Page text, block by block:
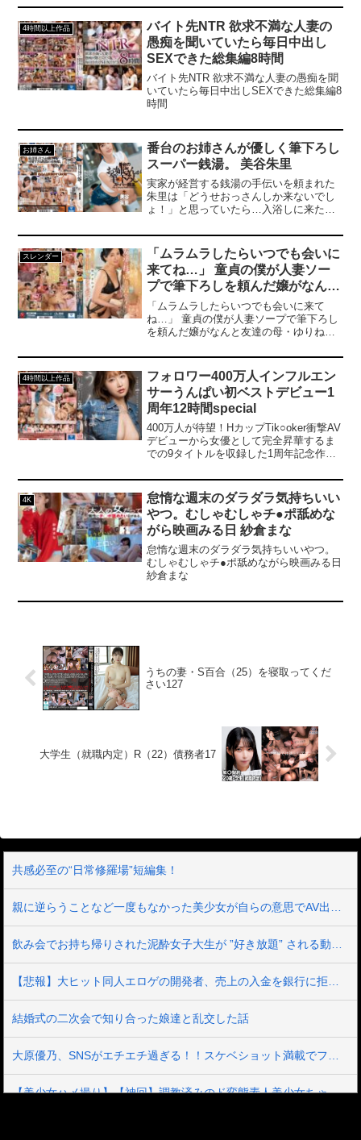
爆誕！漏らして濡らして大洪水、ド淫乱
汁だくOLの底なし聖水アウトプットで溺
れるほどにビッチョビチョ！交互に同時
に超噴射絶頂スプラッシュ、ノンストッ
プで痴女って愛し合う聖水パニックコー
ポレーション！無限に湧き出る聖水オア
シスに美女3人大歓喜のちゃぷちゃぷトリ
プルレズSEX！ガチ聖水70発以上発射！-
------------------------------------------------------------
18日（金）9:59までの間にキャンペーン
にエントリー＆【春のパンツまつり
購入すると購入点数に応じて特典動画を
プレゼント。購入点数やエントリー登録
などキャンペーンの詳細は、特設ページ
ゼントを受け取るにはキャンペーン期間
中に特設ページでエントリーが必要で
す。・キャンペーン期間中、第○弾ごとに
対象商品は入れ替わります。・月額動画
はキャンペーン対象外です。------------------
----------------------------------------------------
4時間以上作品
バイト先NTR 欲求不満な人妻の
愚痴を聞いていたら毎日中出し
SEXできた総集編8時間
バイト先NTR 欲求不満な人妻の愚痴を聞
いていたら毎日中出しSEXできた総集編8
時間
お姉さん
番台のお姉さんが優しく筆下ろし
スーパー銭湯。 美谷朱里
実家が経営する銭湯の手伝いを頼まれた
朱里は「どうせおっさんしか来ないでし
ょ！」と思っていたら…入浴しに来たの
放題でムラムラがおさまらない朱里と、
看板娘の可愛さに勃起しっぱなしの童貞
男子たち！Hの気持ち良さを教えてもらっ
た男子諸君はどんどん彼女に夢中になっ
ていき…！？
スレンダー
「ムラムラしたらいつでも会いに
来てね…」 童貞の僕が人妻ソー
プで筆下ろしを頼んだ嬢がなんと
友達の母・ゆりねさん！ 異次元
の気持ち良さに、所かまわず夢中
で中出ししまくった！ 月野ゆり
「ムラムラしたらいつでも会いに来て
ね…」 童貞の僕が人妻ソープで筆下ろし
を頼んだ嬢がなんと友達の母・ゆりねさ
夢中で中出ししまくった！ 月野ゆりね
4時間以上作品
フォロワー400万人インフルエン
サーうんぱい初ベストデビュー1
周年12時間special
400万人が待望！HカップTik○oker衝撃AV
デビューから女優として完全昇華するま
での9タイトルを収録した1周年記念作品
れない全69コーナーの積極的SEXに度肝
を抜かれること間違いなし！自ら頬張る
ディープフェラに暴発パイズリ、ベッド
を汁まみれにするお漏らし性交！あのイ
ンフルエンサーはガチでエロかった...12
時間ぶっ通しでうんぱいを拝める超お買
い得ベスト！FANZAくじ3周年！ライブ
チャット特別コラボイベント開催♪うんぱ
いさんが生出演！----------------------------------
加日時は前後する場合があり、追加時に
個別の連絡は行いません。※特典情報な
4K
怠惰な週末のダラダラ気持ちいい
やつ。むしゃむしゃチ●ポ舐めな
がら映画みる日 紗倉まな
怠惰な週末のダラダラ気持ちいいやつ。
むしゃむしゃチ●ポ舐めながら映画みる日
紗倉まな
うちの妻・S百合（25）を寝取ってくだ
さい127
大学生（就職内定）R（22）債務者17
共感必至の“日常修羅場”短編集！
結婚式の二次会で知り合った娘達と乱交した話
【美少女ハメ撮り】【神回】調教済みのド変態素人美少女ちゃんがホテルで小太りのご主人様にアナルSEXをハメ撮りされてアへ顔晒しちゃう♡